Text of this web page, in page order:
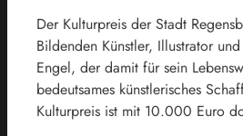
Der Kulturpreis der Stadt
Bildenden Künstler, Illustrator
Engel, der damit für sein
bedeutsames künstlerisches
Kulturpreis ist mit 10.000 Euro